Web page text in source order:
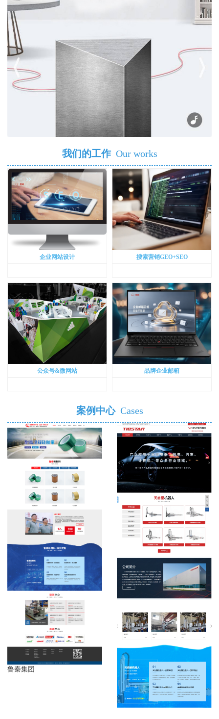
我们的工作 Our works
企业网站设计 搜索营销GEO+SEO
公众号&微网站 品牌企业邮箱
案例中心 Cases
鲁秦集团